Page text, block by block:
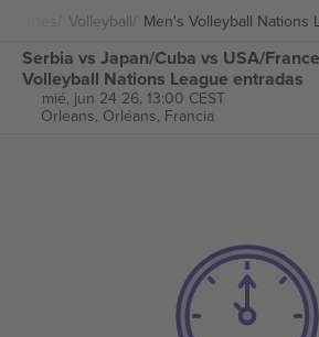
Volleyball Men's Volleyball Nations
Iniciar
Serbia vs Japan/Cuba vs USA/
Volleyball Nations League entradas
mié, jun 24 26, 13:00 CEST
Orleans, Orléans, Francia